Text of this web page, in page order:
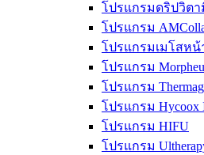
โปรแกรมดริปวิต
โปรแกรม
โปรแกรมเมโสหน้
โปรแกรม
โปรแกรม
โปรแกรม Hycoox
โปรแกรม HIFU
โปรแกรม